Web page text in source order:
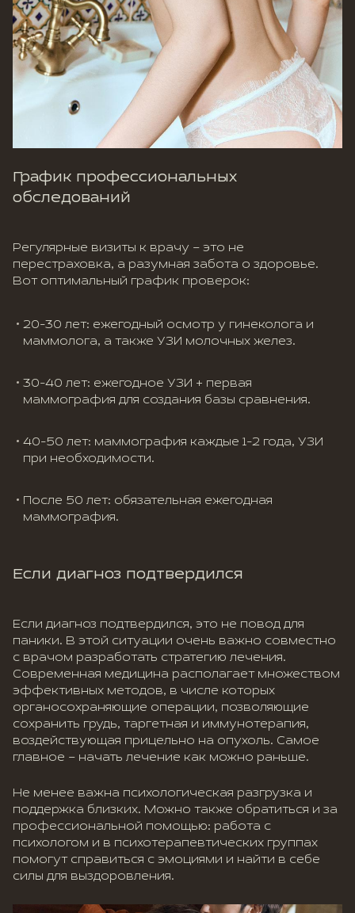
График профессиональных
обследований
Регулярные визиты к врачу – это не
перестраховка, а разумная забота о здоровье.
Вот оптимальный график проверок:
20-30 лет: ежегодный осмотр у гинеколога и
маммолога, а также УЗИ молочных желез.
30-40 лет: ежегодное УЗИ + первая
маммография для создания базы сравнения.
40-50 лет: маммография каждые 1-2 года, УЗИ
при необходимости.
После 50 лет: обязательная ежегодная
маммография.
Если диагноз подтвердился
Если диагноз подтвердился, это не повод для
паники. В этой ситуации очень важно совместно
с врачом разработать стратегию лечения.
Современная медицина располагает множеством
эффективных методов, в числе которых
органосохраняющие операции, позволяющие
сохранить грудь, таргетная и иммунотерапия,
воздействующая прицельно на опухоль. Самое
главное – начать лечение как можно раньше.
Не менее важна психологическая разгрузка и
поддержка близких. Можно также обратиться и за
профессиональной помощью: работа с
психологом и в психотерапевтических группах
помогут справиться с эмоциями и найти в себе
силы для выздоровления.